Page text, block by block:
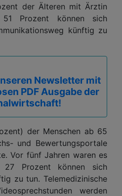
der Älteren mit Ärztin
Prozent können sich
künftig zu
Newsletter mit
PDF Ausgabe der
der Menschen ab 65
und Bewertungsportale
Vor fünf Jahren waren es
27 Prozent können sich
zu tun. Telemedizinische
werden